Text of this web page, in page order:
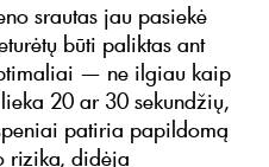
srautas jau pasiekė
būti paliktas ant
— ne ilgiau kaip
20 ar 30 sekundžių,
patiria papildomą
rizika, didėja